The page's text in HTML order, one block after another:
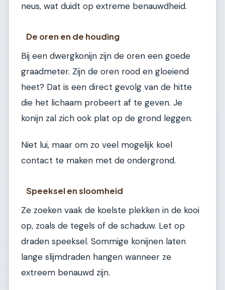
neus, wat duidt op extreme benauwdheid.
De oren en de houding
Bij een dwergkonijn zijn de oren een goede
graadmeter. Zijn de oren rood en gloeiend
heet? Dat is een direct gevolg van de hitte
die het lichaam probeert af te geven. Je
konijn zal zich ook plat op de grond leggen.
Niet lui, maar om zo veel mogelijk koel
contact te maken met de ondergrond.
Speeksel en sloomheid
Ze zoeken vaak de koelste plekken in de kooi
op, zoals de tegels of de schaduw. Let op
draden speeksel. Sommige konijnen laten
lange slijmdraden hangen wanneer ze
extreem benauwd zijn.